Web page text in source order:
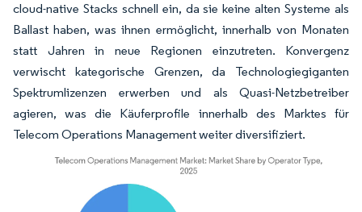
cloud-native Stacks schnell ein, da sie keine alten Systeme als
Ballast haben, was ihnen ermöglicht, innerhalb von Monaten
statt Jahren in neue Regionen einzutreten. Konvergenz
verwischt kategorische Grenzen, da Technologiegiganten
Spektrumlizenzen erwerben und als Quasi-Netzbetreiber
agieren, was die Käuferprofile innerhalb des Marktes für
Telecom Operations Management weiter diversifiziert.